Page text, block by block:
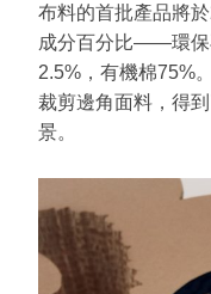
布料的首批產品將
成分百分比——環保
2.5%，有機棉75%
裁剪邊角面料，得
景。